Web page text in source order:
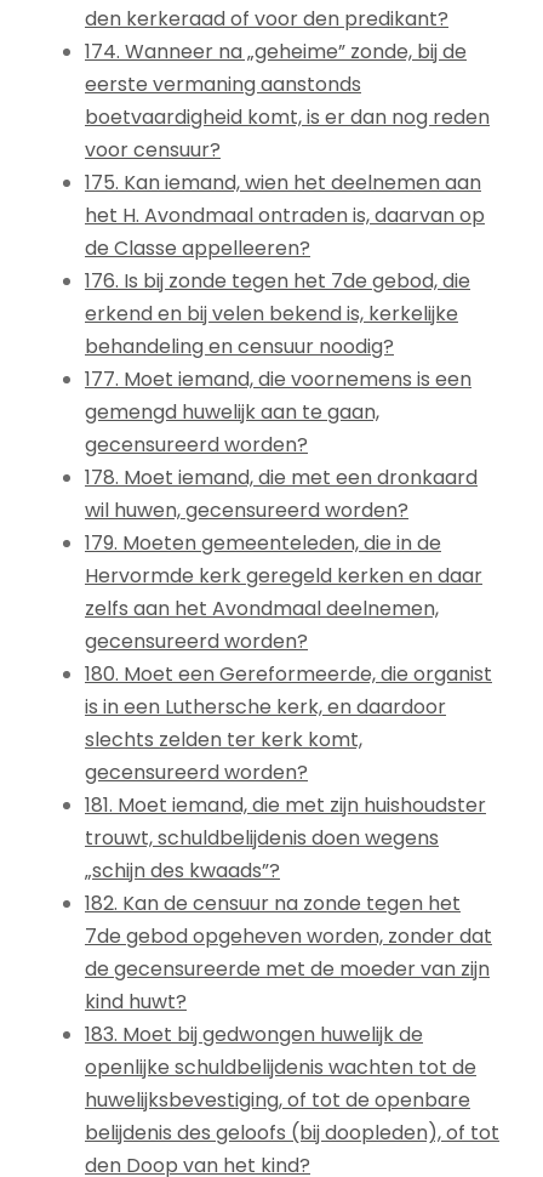
den kerkeraad of voor den predikant?
174. Wanneer na „geheime” zonde, bij de
eerste vermaning aanstonds
boetvaardigheid komt, is er dan nog reden
voor censuur?
175. Kan iemand, wien het deelnemen aan
het H. Avondmaal ontraden is, daarvan op
de Classe appelleeren?
176. Is bij zonde tegen het 7de gebod, die
erkend en bij velen bekend is, kerkelijke
behandeling en censuur noodig?
177. Moet iemand, die voornemens is een
gemengd huwelijk aan te gaan,
gecensureerd worden?
178. Moet iemand, die met een dronkaard
wil huwen, gecensureerd worden?
179. Moeten gemeenteleden, die in de
Hervormde kerk geregeld kerken en daar
zelfs aan het Avondmaal deelnemen,
gecensureerd worden?
180. Moet een Gereformeerde, die organist
is in een Luthersche kerk, en daardoor
slechts zelden ter kerk komt,
gecensureerd worden?
181. Moet iemand, die met zijn huishoudster
trouwt, schuldbelijdenis doen wegens
„schijn des kwaads”?
182. Kan de censuur na zonde tegen het
7de gebod opgeheven worden, zonder dat
de gecensureerde met de moeder van zijn
kind huwt?
183. Moet bij gedwongen huwelijk de
openlijke schuldbelijdenis wachten tot de
huwelijksbevestiging, of tot de openbare
belijdenis des geloofs (bij doopleden), of tot
den Doop van het kind?